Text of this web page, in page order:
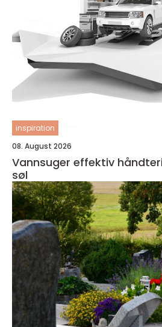
inspiration
08. August 2026
Vannsuger effektiv håndtering av vann og
søl